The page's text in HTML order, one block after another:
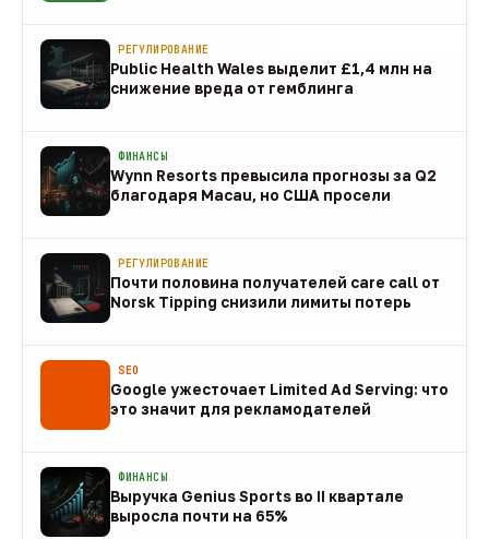
РЕГУЛИРОВАНИЕ
Public Health Wales выделит £1,4 млн на
снижение вреда от гемблинга
ФИНАНСЫ
Wynn Resorts превысила прогнозы за Q2
благодаря Macau, но США просели
РЕГУЛИРОВАНИЕ
Почти половина получателей care call от
Norsk Tipping снизили лимиты потерь
SEO
Google ужесточает Limited Ad Serving: что
это значит для рекламодателей
ФИНАНСЫ
Выручка Genius Sports во II квартале
выросла почти на 65%